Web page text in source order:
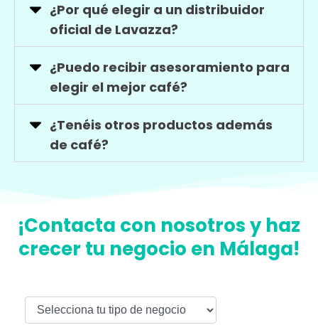
¿Por qué elegir a un distribuidor
oficial de Lavazza?
¿Puedo recibir asesoramiento para
elegir el mejor café?
¿Tenéis otros productos además
de café?
¡Contacta con nosotros y haz
crecer tu negocio en Málaga!